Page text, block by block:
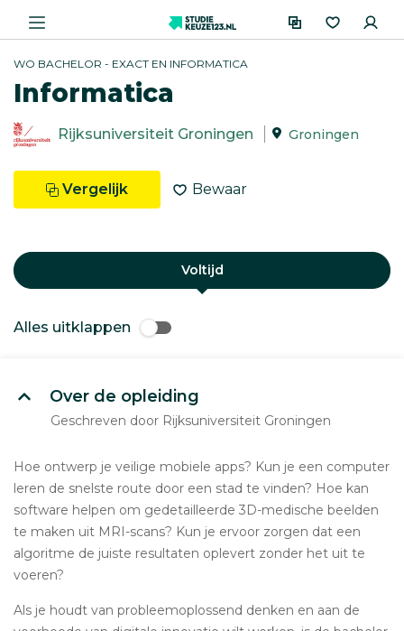
WO BACHELOR - EXACT EN INFORMATICA
Informatica
Rijksuniversiteit Groningen Groningen
Vergelijk Bewaar
Voltijd
Alles uitklappen
Over de opleiding
Geschreven door Rijksuniversiteit Groningen
Hoe ontwerp je veilige mobiele apps? Kun je een computer
leren de snelste route door een stad te vinden? Hoe kan
software helpen om gedetailleerde 3D-medische beelden
te maken uit MRI-scans? Kun je ervoor zorgen dat een
algoritme de juiste resultaten oplevert zonder het uit te
voeren?
Als je houdt van probleemoplossend denken en aan de